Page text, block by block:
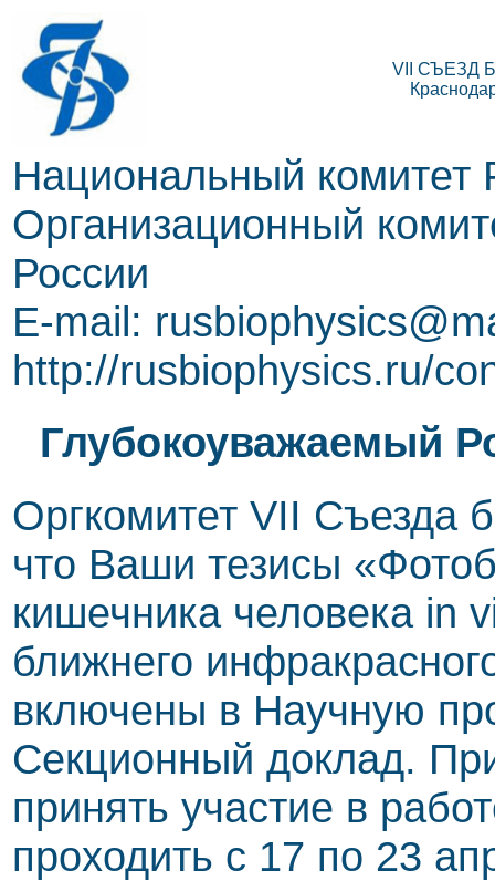
VII СЪЕЗД
Национальный комитет
Организационный
России
E-mail:
http://rusbiophysics.ru/
Глубокоуважаемый
Оргкомитет VII Съезда
что Ваши тезисы
кишечника человека in
ближнего
включены в Научную
Секционный доклад.
принять участие в
проходить с 17 по 23